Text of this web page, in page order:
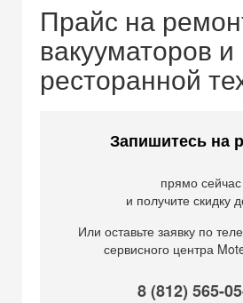
Прайс на
вакууматоров и
ресторанной
Запишитесь на
прямо сейчас
и получите скидку
Или оставьте заявку по
сервисного центра
8 (812) 565-